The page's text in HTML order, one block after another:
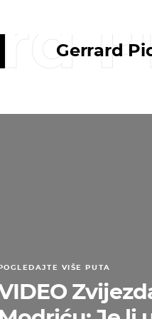
Gerrard
VIŠE PUTA